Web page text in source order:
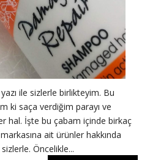
ile sizlerle birlikteyim. Bu
ki saça verdiğim parayı ve
hal. İşte bu çabam içinde birkaç
ait ürünler hakkında
Öncelikle...